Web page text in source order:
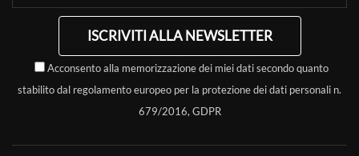
ISCRIVITI ALLA NEWSLETTER
Acconsento alla memorizzazione dei miei dati secondo quanto
stabilito dal regolamento europeo per la protezione dei dati personali n.
679/2016, GDPR